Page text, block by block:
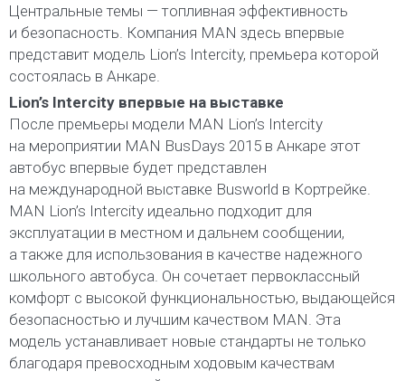
Центральные темы — топливная эффективность
и безопасность. Компания MAN здесь впервые
представит модель Lion’s Intercity, премьера которой
состоялась в Анкаре.
Lion’s Intercity впервые на выставке
После премьеры модели MAN Lion’s Intercity
на мероприятии MAN BusDays 2015 в Анкаре этот
автобус впервые будет представлен
на международной выставке Busworld в Кортрейке.
MAN Lion’s Intercity идеально подходит для
эксплуатации в местном и дальнем сообщении,
а также для использования в качестве надежного
школьного автобуса. Он сочетает первоклассный
комфорт с высокой функциональностью, выдающейся
безопасностью и лучшим качеством MAN. Эта
модель устанавливает новые стандарты не только
благодаря превосходным ходовым качествам